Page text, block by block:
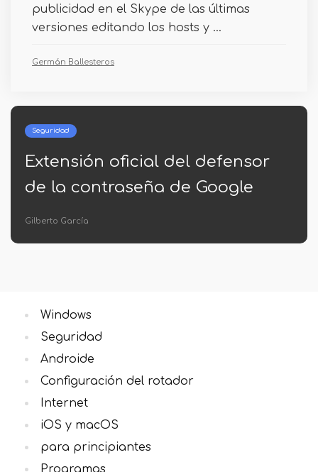
publicidad en el Skype de las últimas
versiones editando los hosts y ...
Germán Ballesteros
del defensor
de Google
Lanzamiento
Android en
Windows
Seguridad
Androide
Configuración del rotador
Internet
iOS y macOS
para principiantes
Programas